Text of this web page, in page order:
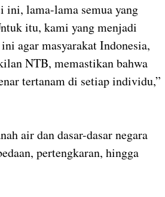
ini, lama-lama semua yang
itu, kami yang menjadi
agar masyarakat Indonesia,
NTB, memastikan bahwa
tertanam di setiap individu,”
air dan dasar-dasar negara
pertengkaran, hingga